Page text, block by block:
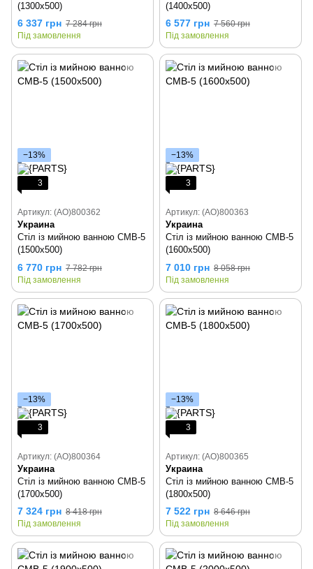
(1300х500)
6 337 грн 7 284 грн
Під замовлення
(1400х500)
6 577 грн 7 560 грн
Під замовлення
−13%
3
Артикул: (AO)800362
Украина
Стіл із мийною ванною СМВ-5
(1500х500)
6 770 грн 7 782 грн
Під замовлення
−13%
3
Артикул: (AO)800363
Украина
Стіл із мийною ванною СМВ-5
(1600х500)
7 010 грн 8 058 грн
Під замовлення
−13%
3
Артикул: (AO)800364
Украина
Стіл із мийною ванною СМВ-5
(1700х500)
7 324 грн 8 418 грн
Під замовлення
−13%
3
Артикул: (AO)800365
Украина
Стіл із мийною ванною СМВ-5
(1800х500)
7 522 грн 8 646 грн
Під замовлення